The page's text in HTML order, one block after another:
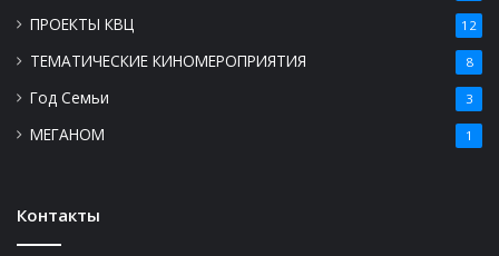
ПРОЕКТЫ КВЦ 12
ТЕМАТИЧЕСКИЕ КИНОМЕРОПРИЯТИЯ 8
Год Семьи 3
МЕГАНОМ 1
Контакты